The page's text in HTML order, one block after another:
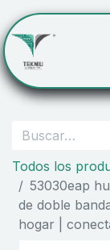
Todos los
53030eap
de doble
hogar |